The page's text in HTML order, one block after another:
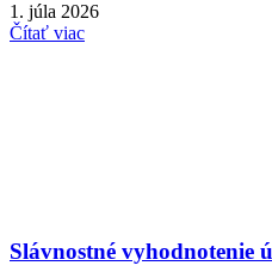
1. júla 2026
Čítať viac
Slávnostné vyhodnotenie